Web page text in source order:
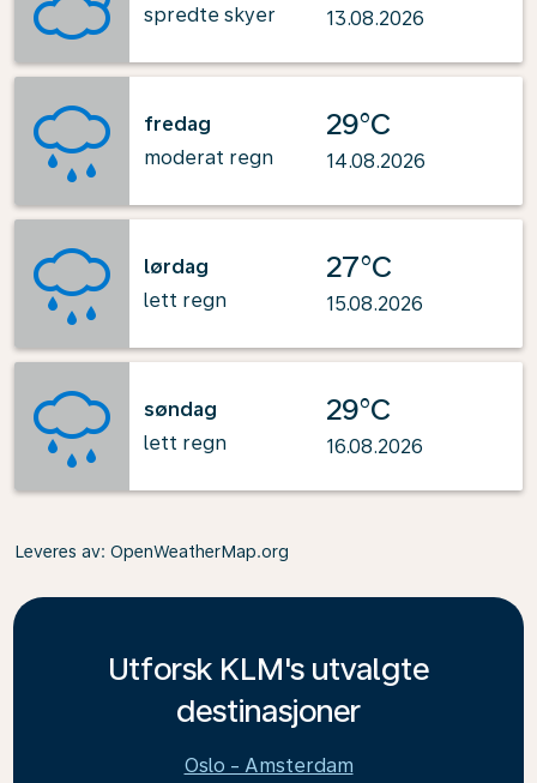
spredte skyer
13.08.2026
fredag
moderat regn
29°C
14.08.2026
lørdag
lett regn
27°C
15.08.2026
søndag
lett regn
29°C
16.08.2026
Leveres av: OpenWeatherMap.org
Utforsk KLM's utvalgte
destinasjoner
Oslo - Amsterdam